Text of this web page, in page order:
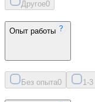
Другое0
Опыт работы
Без опыта0 1-